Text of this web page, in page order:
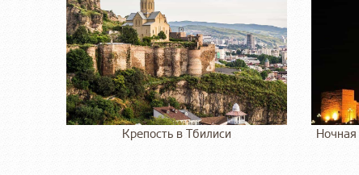
Крепость в Тбилиси Ночная